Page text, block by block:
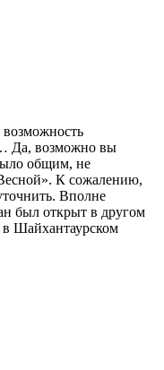
возможность
Да, возможно вы
общим, не
К сожалению,
Вполне
был открыт в другом
Шайхантаурском